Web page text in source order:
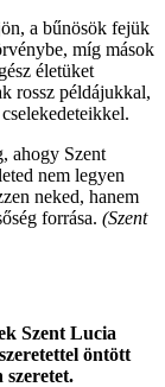
a bűnösök fejük
míg mások
életüket
rossz példájukkal,
ahogy Szent
nem legyen
neked, hanem
forrása. (Szent
Szent Lucia
öntött